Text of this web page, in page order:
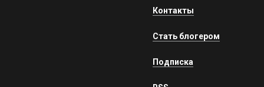
Контакты
Стать блогером
Подписка